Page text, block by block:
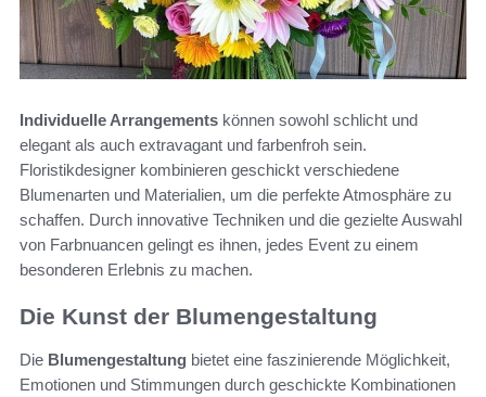
Individuelle Arrangements können sowohl schlicht und
elegant als auch extravagant und farbenfroh sein.
Floristikdesigner kombinieren geschickt verschiedene
Blumenarten und Materialien, um die perfekte Atmosphäre zu
schaffen. Durch innovative Techniken und die gezielte Auswahl
von Farbnuancen gelingt es ihnen, jedes Event zu einem
besonderen Erlebnis zu machen.
Die Kunst der Blumengestaltung
Die Blumengestaltung bietet eine faszinierende Möglichkeit,
Emotionen und Stimmungen durch geschickte Kombinationen